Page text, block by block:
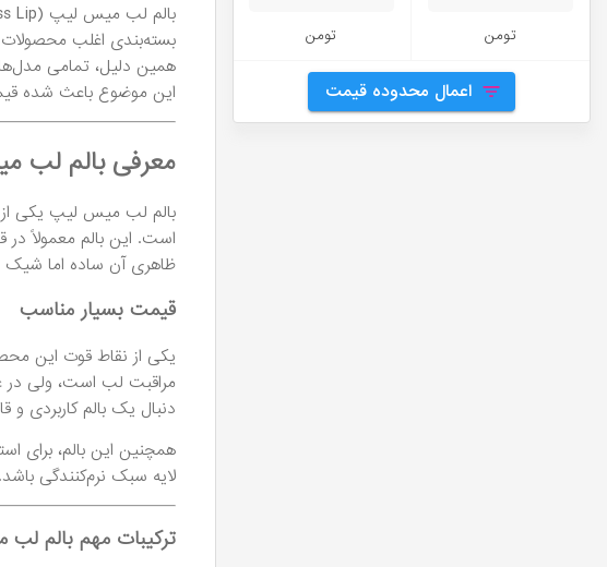
تومن تومن
اعمال محدوده قیمت
بسته‌بندی اغلب محصولات
همین دلیل، تمامی
این موضوع باعث شده
معرفی بالم لب
بالم لب میس لیپ یکی از
است. این بالم معمولاً
ظاهری آن ساده اما شیک
قیمت بسیار مناسب
یکی از نقاط قوت این
مراقبت لب است، ولی
دنبال یک بالم کاربردی و
همچنین این بالم،
لایه سبک نرم‌کنندگی
ترکیبات مهم بالم